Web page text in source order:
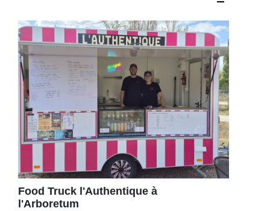
Food Truck l'Authentique à
l'Arboretum